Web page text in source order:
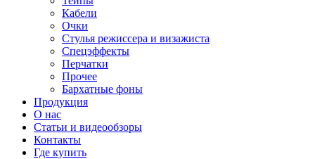
Кабели
Очки
Стулья режиссера и визажиста
Спецэффекты
Перчатки
Прочее
Бархатные фоны
Продукция
О нас
Статьи и видеообзоры
Контакты
Где купить